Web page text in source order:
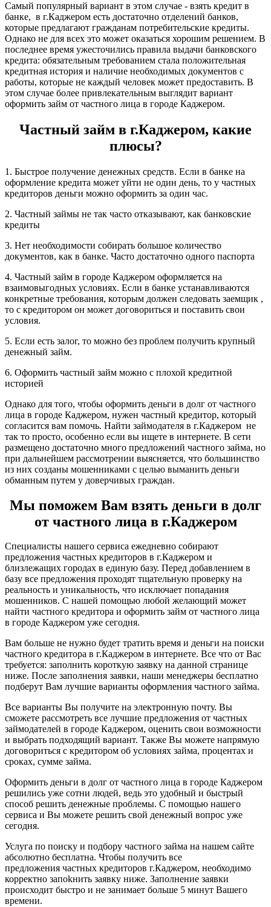
Самый популярный вариант в этом случае - взять кредит в
банке, в г.Каджером есть достаточно отделений банков,
которые предлагают гражданам потребительские кредиты.
Однако не для всех это может оказаться хорошим решением. В
последнее время ужесточились правила выдачи банковского
кредита: обязательным требованием стала положительная
кредитная история и наличие необходимых документов с
работы, которые не каждый человек может предоставить. В
этом случае более привлекательным выглядит вариант
оформить займ от частного лица в городе Каджером.
Частный займ в г.Каджером, какие
плюсы?
1. Быстрое получение денежных средств. Если в банке на
оформление кредита может уйти не один день, то у частных
кредиторов деньги можно оформить за один час.
2. Частный займы не так часто отказывают, как банковские
кредиты
3. Нет необходимости собирать большое количество
документов, как в банке. Часто достаточно одного паспорта
4. Частный займ в городе Каджером оформляется на
взаимовыгодных условиях. Если в банке устанавливаются
конкретные требования, которым должен следовать заемщик ,
то с кредитором он может договориться и поставить свои
условия.
5. Если есть залог, то можно без проблем получить крупный
денежный займ.
6. Оформить частный займ можно с плохой кредитной
историей
Однако для того, чтобы оформить деньги в долг от частного
лица в городе Каджером, нужен частный кредитор, который
согласится вам помочь. Найти займодателя в г.Каджером не
так то просто, особенно если вы ищете в интернете. В сети
размещено достаточно много предложений частного займа, но
при дальнейшем рассмотрении выясняется, что большинство
из них созданы мошенниками с целью выманить деньги
обманным путем у доверчивых граждан.
Мы поможем Вам взять деньги в долг
от частного лица в г.Каджером
Специалисты нашего сервиса ежедневно собирают
предложения частных кредиторов в г.Каджером и
близлежащих городах в единую базу. Перед добавлением в
базу все предложения проходят тщательную проверку на
реальность и уникальность, что исключает попадания
мошенников. С нашей помощью любой желающий может
найти частного кредитора и оформить займ от частного лица
в городе Каджером уже сегодня.
Вам больше не нужно будет тратить время и деньги на поиски
частного кредитора в г.Каджером в интернете. Все что от Вас
требуется: заполнить короткую заявку на данной странице
ниже. После заполнения заявки, наши менеджеры бесплатно
подберут Вам лучшие варианты оформления частного займа.
Все варианты Вы получите на электронную почту. Вы
сможете рассмотреть все лучшие предложения от частных
займодателей в городе Каджером, оценить свои возможности
и выбрать подходящий вариант. Также Вы можете напрямую
договориться с кредитором об условиях займа, процентах и
сроках, сумме займа.
Оформить деньги в долг от частного лица в городе Каджером
решились уже сотни людей, ведь это удобный и быстрый
способ решить денежные проблемы. С помощью нашего
сервиса и Вы можете решить свой денежный вопрос уже
сегодня.
Услуга по поиску и подбору частного займа на нашем сайте
абсолютно бесплатна. Чтобы получить все
предложения частных кредиторов г.Каджером, необходимо
корректно запоkнить заявку ниже. Заполнение заявки
происходит быстро и не занимает больше 5 минут Вашего
времени.